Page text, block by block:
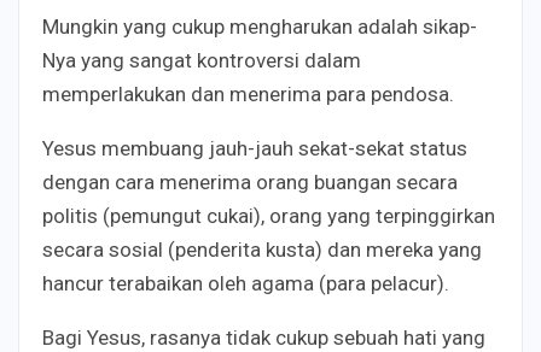
Mungkin yang cukup mengharukan adalah sikap-
Nya yang sangat kontroversi dalam
memperlakukan dan menerima para pendosa.
Yesus membuang jauh-jauh sekat-sekat status
dengan cara menerima orang buangan secara
politis (pemungut cukai), orang yang terpinggirkan
secara sosial (penderita kusta) dan mereka yang
hancur terabaikan oleh agama (para pelacur).
Bagi Yesus, rasanya tidak cukup sebuah hati yang